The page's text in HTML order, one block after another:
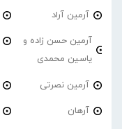
آرمین آراد
آرمین حسن زاده و
یاسین محمدی
آرمین نصرتی
آرهان